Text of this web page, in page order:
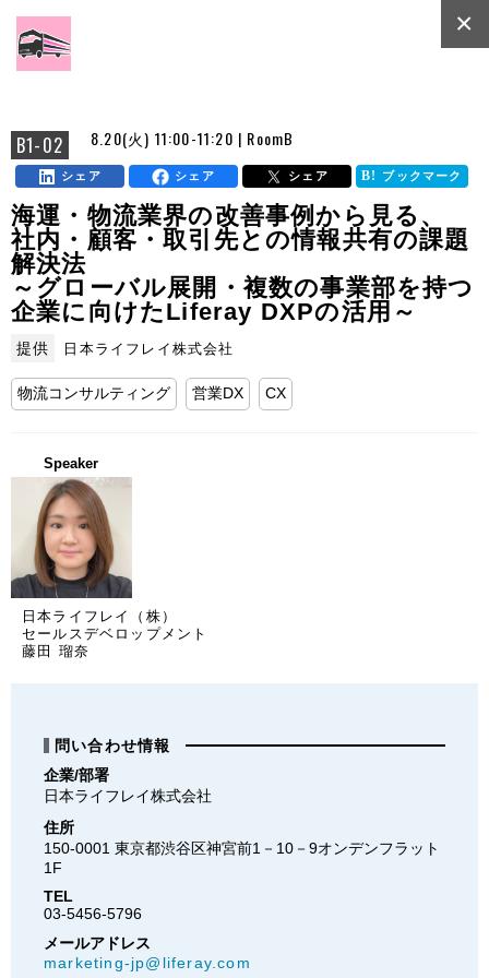
B1-02 8.20(火) 11:00-11:20 | RoomB
×
シェア シェア シェア ブックマーク
海運・物流業界の改善事例から見る、
社内・顧客・取引先との情報共有の課題
解決法
～グローバル展開・複数の事業部を持つ
企業に向けたLiferay DXPの活用～
提供 日本ライフレイ株式会社
物流コンサルティング 営業DX CX
Speaker
日本ライフレイ（株）
セールスデベロップメント
藤田 瑠奈
問い合わせ情報
企業/部署
日本ライフレイ株式会社
住所
150-0001 東京都渋谷区神宮前1－10－9オンデンフラット
1F
TEL
03-5456-5796
メールアドレス
marketing-jp@liferay.com